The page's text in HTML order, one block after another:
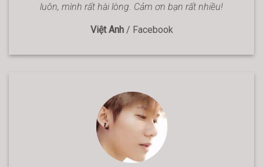
luôn, mình rất hài lòng. Cảm ơn bạn rất nhiều!
Việt Anh / Facebook